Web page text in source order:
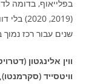
שנים עבור רכז נמוך בן
ווין אלינגטון
וויטסייד